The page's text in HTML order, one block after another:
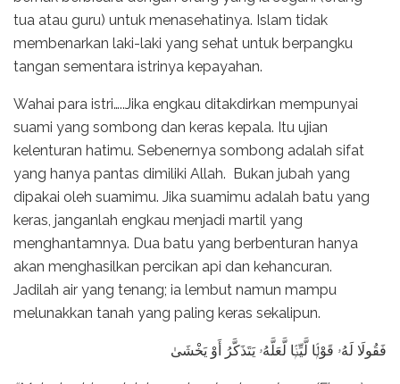
tua atau guru) untuk menasehatinya. Islam tidak
membenarkan laki-laki yang sehat untuk berpangku
tangan sementara istrinya kepayahan.
Wahai para istri…..Jika engkau ditakdirkan mempunyai
suami yang sombong dan keras kepala. Itu ujian
kelenturan hatimu. Sebenernya sombong adalah sifat
yang hanya pantas dimiliki Allah. Bukan jubah yang
dipakai oleh suamimu. Jika suamimu adalah batu yang
keras, janganlah engkau menjadi martil yang
menghantamnya. Dua batu yang berbenturan hanya
akan menghasilkan percikan api dan kehancuran.
Jadilah air yang tenang; ia lembut namun mampu
melunakkan tanah yang paling keras sekalipun.
فَقُولَا لَهُۥ قَوْلًۭا لَّيِّنًۭا لَّعَلَّهُۥ يَتَذَكَّرُ أَوْ يَخْشَىٰ